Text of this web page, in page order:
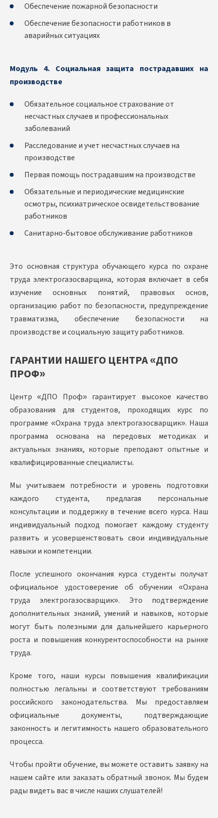
Обеспечение пожарной безопасности
Обеспечение безопасности работников в
аварийных ситуациях
Модуль 4. Социальная защита пострадавших на
производстве
Обязательное социальное страхование от
несчастных случаев и профессиональных
заболеваний
Расследование и учет несчастных случаев на
производстве
Первая помощь пострадавшим на производстве
Обязательные и периодические медицинские
осмотры, психиатрическое освидетельствование
работников
Санитарно-бытовое обслуживание работников
Это основная структура обучающего курса по охране
труда электрогазосварщика, которая включает в себя
изучение основных понятий, правовых основ,
организацию работ по безопасности, предупреждение
травматизма, обеспечение безопасности на
производстве и социальную защиту работников.
ГАРАНТИИ НАШЕГО ЦЕНТРА «ДПО
ПРОФ»
Центр «ДПО Проф» гарантирует высокое качество
образования для студентов, проходящих курс по
программе «Охрана труда электрогазосварщик». Наша
программа основана на передовых методиках и
актуальных знаниях, которые преподают опытные и
квалифицированные специалисты.
Мы учитываем потребности и уровень подготовки
каждого студента, предлагая персональные
консультации и поддержку в течение всего курса. Наш
индивидуальный подход помогает каждому студенту
развить и усовершенствовать свои индивидуальные
навыки и компетенции.
После успешного окончания курса студенты получат
официальное удостоверение об обучении «Охрана
труда электрогазосварщик». Это подтверждение
дополнительных знаний, умений и навыков, которые
могут быть полезными для дальнейшего карьерного
роста и повышения конкурентоспособности на рынке
труда.
Кроме того, наши курсы повышения квалификации
полностью легальны и соответствуют требованиям
российского законодательства. Мы предоставляем
официальные документы, подтверждающие
законность и легитимность нашего образовательного
процесса.
Чтобы пройти обучение, вы можете оставить заявку на
нашем сайте или заказать обратный звонок. Мы будем
рады видеть вас в числе наших слушателей!